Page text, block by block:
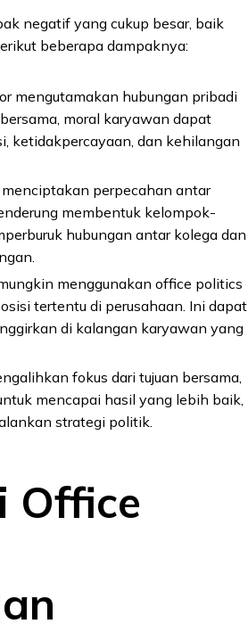
negatif yang cukup besar, baik
beberapa dampaknya:
mengutamakan hubungan pribadi
moral karyawan dapat
ketidakpercayaan, dan kehilangan
perpecahan antar
membentuk kelompok-
hubungan antar kolega dan
menggunakan office politics
tertentu di perusahaan. Ini dapat
di kalangan karyawan yang
fokus dari tujuan bersama,
mencapai hasil yang lebih baik,
strategi politik.
Office